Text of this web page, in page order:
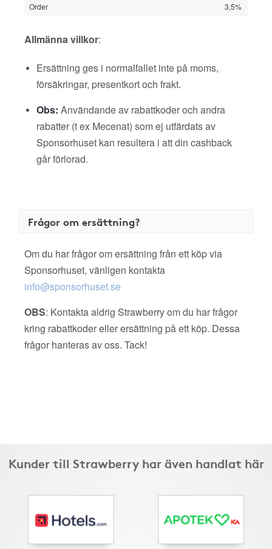
Order 3,5%
Allmänna villkor:
Ersättning ges i normalfallet inte på moms,
försäkringar, presentkort och frakt.
Obs: Användande av rabattkoder och andra
rabatter (t ex Mecenat) som ej utfärdats av
Sponsorhuset kan resultera i att din cashback
går förlorad.
Frågor om ersättning?
Om du har frågor om ersättning från ett köp via
Sponsorhuset, vänligen kontakta
info@sponsorhuset.se
OBS: Kontakta aldrig Strawberry om du har frågor
kring rabattkoder eller ersättning på ett köp. Dessa
frågor hanteras av oss. Tack!
Kunder till Strawberry har även handlat här